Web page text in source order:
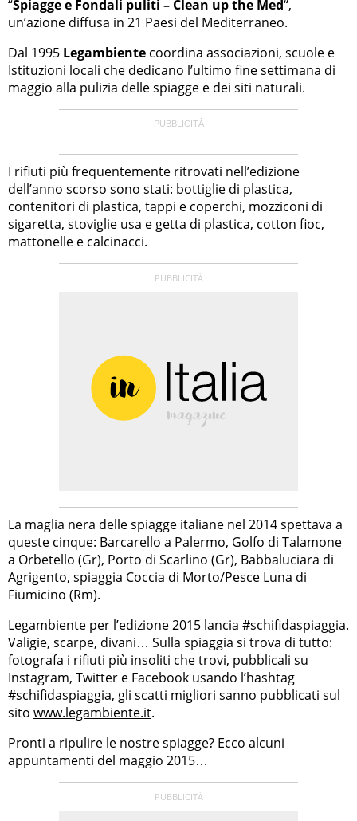
“Spiagge e Fondali puliti – Clean up the Med“,
un’azione diffusa in 21 Paesi del Mediterraneo.
Dal 1995 Legambiente coordina associazioni, scuole e
Istituzioni locali che dedicano l’ultimo fine settimana di
maggio alla pulizia delle spiagge e dei siti naturali.
I rifiuti più frequentemente ritrovati nell’edizione
dell’anno scorso sono stati: bottiglie di plastica,
contenitori di plastica, tappi e coperchi, mozziconi di
sigaretta, stoviglie usa e getta di plastica, cotton fioc,
mattonelle e calcinacci.
La maglia nera delle spiagge italiane nel 2014 spettava a
queste cinque: Barcarello a Palermo, Golfo di Talamone
a Orbetello (Gr), Porto di Scarlino (Gr), Babbaluciara di
Agrigento, spiaggia Coccia di Morto/Pesce Luna di
Fiumicino (Rm).
Legambiente per l’edizione 2015 lancia #schifidaspiaggia.
Valigie, scarpe, divani… Sulla spiaggia si trova di tutto:
fotografa i rifiuti più insoliti che trovi, pubblicali su
Instagram, Twitter e Facebook usando l’hashtag
#schifidaspiaggia, gli scatti migliori sanno pubblicati sul
sito www.legambiente.it.
Pronti a ripulire le nostre spiagge? Ecco alcuni
appuntamenti del maggio 2015…